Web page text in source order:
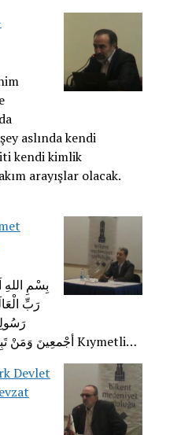
aslında kendi
kendi kimlik
arayışlar olacak.
بِسْمِ
رَبِّ
أجْمعِينَ وَمَنْ تَبِعَهُمْ بإِحْسَانٍ إِلى يَوْمِ الِّدينِ Kıymetli…
Devlet